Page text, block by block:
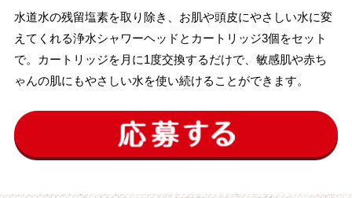
水道水の残留塩素を取り除き、お肌や頭皮にやさしい水に変
えてくれる浄水シャワーヘッドとカートリッジ3個をセット
で。カートリッジを月に1度交換するだけで、敏感肌や赤ち
ゃんの肌にもやさしい水を使い続けることができます。